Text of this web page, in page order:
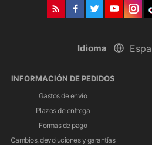
Idioma
INFORMACIÓN DE PEDIDOS
Gastos de envío
Plazos de entrega
Formas de pago
Cambios, devoluciones y garantías